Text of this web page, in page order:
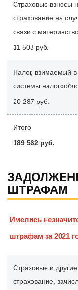
Страховые взносы
страхование на
связи с
11 508 руб.
Налог, взимаемый
системы
20 287 руб.
Итого
189 562 руб.
ШТРАФАМ
Имелись
штрафам за 2021
Страховые и
страхование,